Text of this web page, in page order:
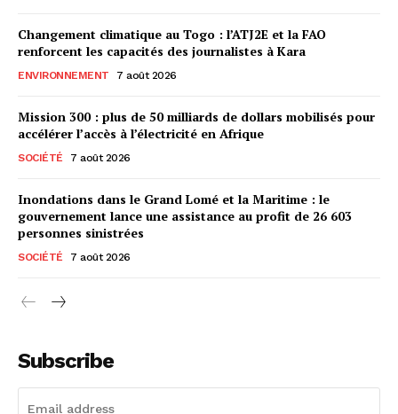
Changement climatique au Togo : l’ATJ2E et la FAO
renforcent les capacités des journalistes à Kara
ENVIRONNEMENT 7 août 2026
Mission 300 : plus de 50 milliards de dollars mobilisés pour
accélérer l’accès à l’électricité en Afrique
SOCIÉTÉ 7 août 2026
Inondations dans le Grand Lomé et la Maritime : le
gouvernement lance une assistance au profit de 26 603
personnes sinistrées
SOCIÉTÉ 7 août 2026
Subscribe